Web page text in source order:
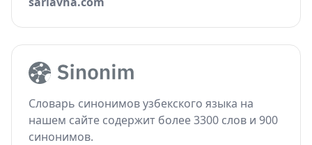
Словарь синонимов узбекского языка на
нашем сайте содержит более 3300 слов и 900
синонимов.